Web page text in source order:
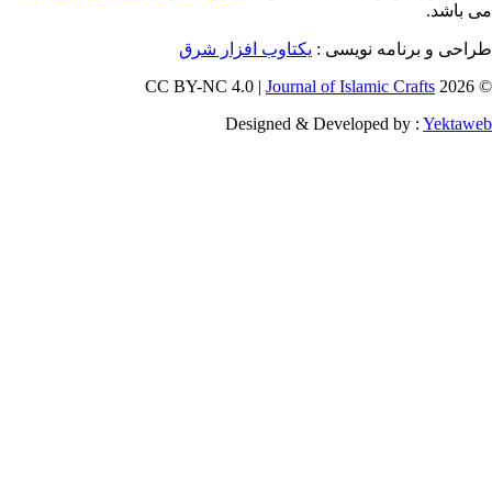
نویسی : یکتاوب افزار شرق
Journal of Islamic
Designed & Developed by :